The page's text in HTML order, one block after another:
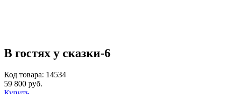
В гостях у сказки-6
Код товара: 14534
59 800 руб.